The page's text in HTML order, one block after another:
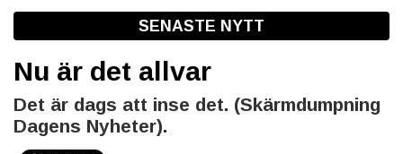
SENASTE NYTT
Nu är det allvar
Det är dags att inse det. (Skärmdumpning
Dagens Nyheter).